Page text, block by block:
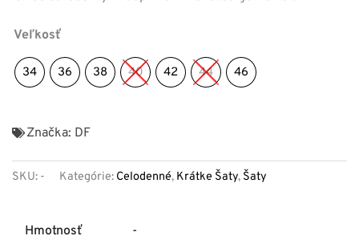
Veľkosť
34 36 38 40 42 44 46
Značka: DF
SKU: - Kategórie: Celodenné, Krátke Šaty, Šaty
Hmotnosť -